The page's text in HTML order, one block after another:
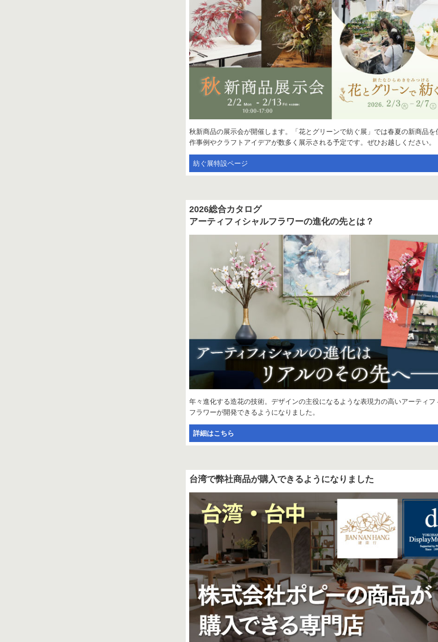
秋新商品の展示会が開催します。「花とグリーンで紡ぐ展」では春夏の新商品を
作事例やクラフトアイデアが数多く展示される予定です。ぜひお越しください。
紡ぐ展特設ページ
2026総合カタログ
アーティフィシャルフラワーの進化の先とは？
年々進化する造花の技術。デザインの主役になるような表現力の高いアーティフ
フラワーが開発できるようになりました。
詳細はこちら
台湾で弊社商品が購入できるようになりました